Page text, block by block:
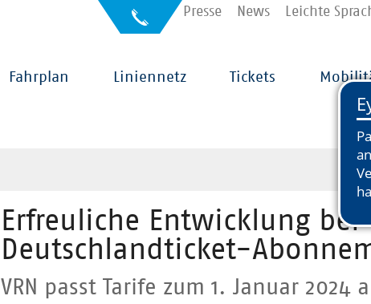
Auskunft
für
Kontakt Presse News Leichte
Hauptnavigation
Fahrplan Liniennetz Tickets
Erfreuliche Entwicklung bei
Deutschlandticket-
VRN passt Tarife zum 1. Januar 2024